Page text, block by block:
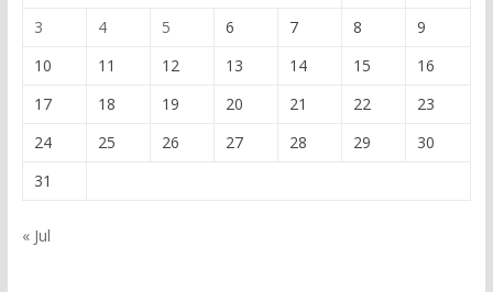
3
4 5 6 7 8
9
10
11 12 13 14 15
16
17
18 19 20 21 22
23
24
25 26 27 28 29
30
31
« Jul